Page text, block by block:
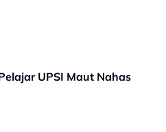
UPSI Maut Nahas